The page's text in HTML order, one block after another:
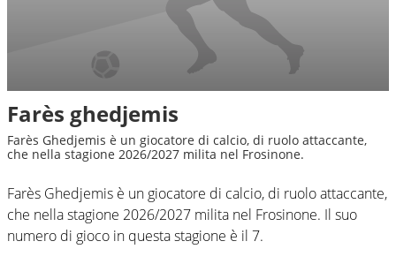
Farès ghedjemis
Farès Ghedjemis è un giocatore di calcio, di ruolo attaccante,
che nella stagione 2026/2027 milita nel Frosinone.
Farès Ghedjemis è un giocatore di calcio, di ruolo attaccante,
che nella stagione 2026/2027 milita nel Frosinone. Il suo
numero di gioco in questa stagione è il 7.